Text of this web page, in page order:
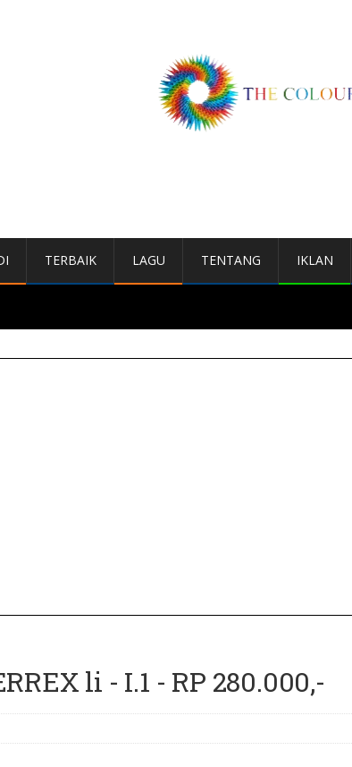
TERBAIK LAGU TENTANG IKLAN
li - I.1 - RP 280.000,-